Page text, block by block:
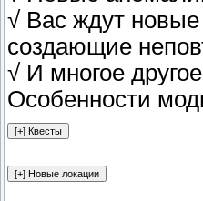
√ Вас ждут новые
создающие
√ И многое другое
Особенности